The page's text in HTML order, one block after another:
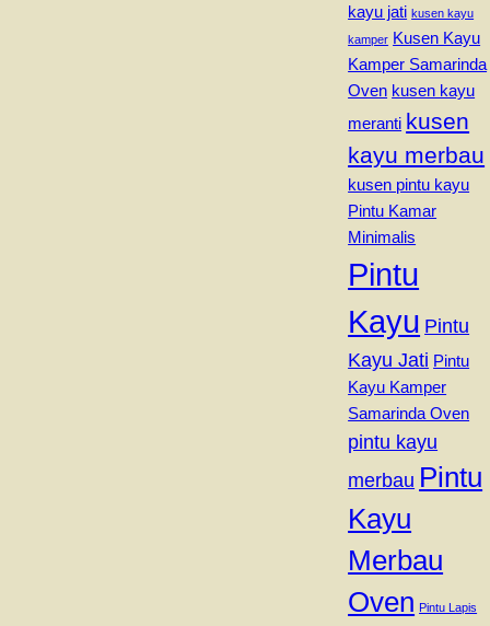
kayu jati kusen kayu
kamper Kusen Kayu
Kamper Samarinda
Oven kusen kayu
meranti kusen
kayu merbau
kusen pintu kayu
Pintu Kamar
Minimalis
Pintu
Kayu Pintu
Kayu Jati Pintu
Kayu Kamper
Samarinda Oven
pintu kayu
merbau Pintu
Kayu
Merbau
Oven Pintu Lapis